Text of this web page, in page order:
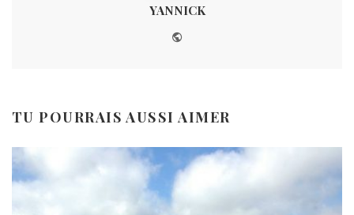
YANNICK
TU POURRAIS AUSSI AIMER